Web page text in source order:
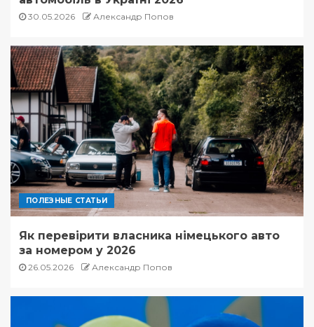
30.05.2026 Александр Попов
ПОЛЕЗНЫЕ СТАТЬИ
Як перевірити власника німецького авто
за номером у 2026
26.05.2026 Александр Попов